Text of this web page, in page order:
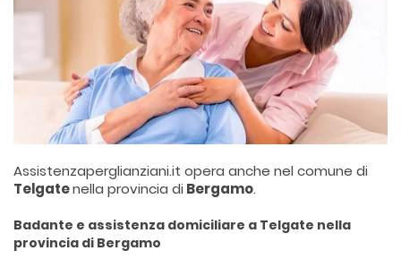
Assistenzaperglianziani.it opera anche nel comune di
Telgatenella provincia di Bergamo.
Badante e assistenza domiciliare a Telgate nella
provincia di Bergamo